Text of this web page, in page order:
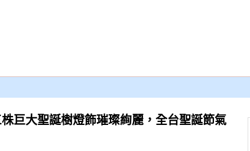
巨大聖誕樹燈飾璀璨絢麗，全台聖誕節氣